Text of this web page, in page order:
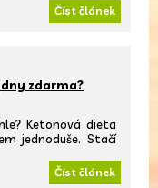
Číst článek
zdarma?
Ketonová dieta
jednoduše. Stačí
Číst článek